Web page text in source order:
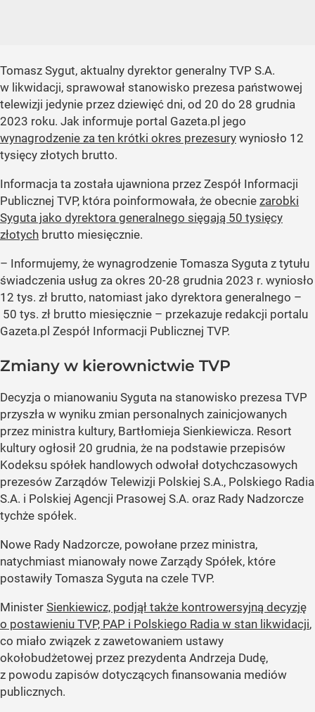
Tomasz Sygut, aktualny dyrektor generalny TVP S.A.
w likwidacji, sprawował stanowisko prezesa państwowej
telewizji jedynie przez dziewięć dni, od 20 do 28 grudnia
2023 roku. Jak informuje portal Gazeta.pl jego
wynagrodzenie za ten krótki okres prezesury wyniosło 12
tysięcy złotych brutto.
Informacja ta została ujawniona przez Zespół Informacji
Publicznej TVP, która poinformowała, że obecnie zarobki
Syguta jako dyrektora generalnego sięgają 50 tysięcy
złotych brutto miesięcznie.
– Informujemy, że wynagrodzenie Tomasza Syguta z tytułu
świadczenia usług za okres 20-28 grudnia 2023 r. wyniosło
12 tys. zł brutto, natomiast jako dyrektora generalnego –
50 tys. zł brutto miesięcznie – przekazuje redakcji portalu
Gazeta.pl Zespół Informacji Publicznej TVP.
Zmiany w kierownictwie TVP
Decyzja o mianowaniu Syguta na stanowisko prezesa TVP
przyszła w wyniku zmian personalnych zainicjowanych
przez ministra kultury, Bartłomieja Sienkiewicza. Resort
kultury ogłosił 20 grudnia, że na podstawie przepisów
Kodeksu spółek handlowych odwołał dotychczasowych
prezesów Zarządów Telewizji Polskiej S.A., Polskiego Radia
S.A. i Polskiej Agencji Prasowej S.A. oraz Rady Nadzorcze
tychże spółek.
Nowe Rady Nadzorcze, powołane przez ministra,
natychmiast mianowały nowe Zarządy Spółek, które
postawiły Tomasza Syguta na czele TVP.
Minister Sienkiewicz, podjął także kontrowersyjną decyzję
o postawieniu TVP, PAP i Polskiego Radia w stan likwidacji,
co miało związek z zawetowaniem ustawy
okołobudżetowej przez prezydenta Andrzeja Dudę,
z powodu zapisów dotyczących finansowania mediów
publicznych.